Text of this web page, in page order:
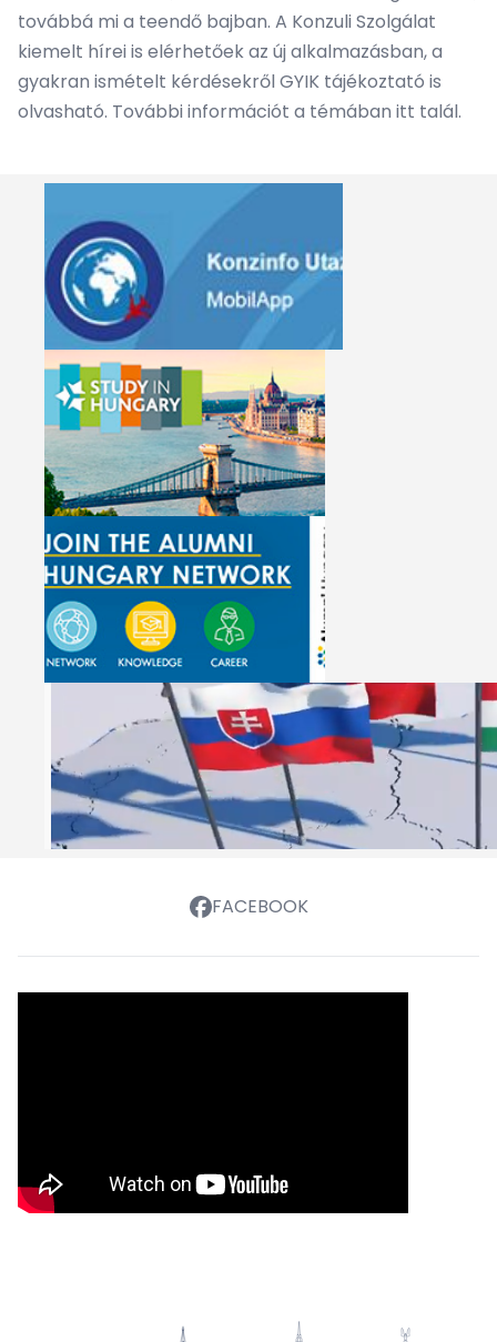
továbbá mi a teendő bajban. A Konzuli Szolgálat
kiemelt hírei is elérhetőek az új alkalmazásban, a
gyakran ismételt kérdésekről GYIK tájékoztató is
olvasható. További információt a témában itt talál.
FACEBOOK